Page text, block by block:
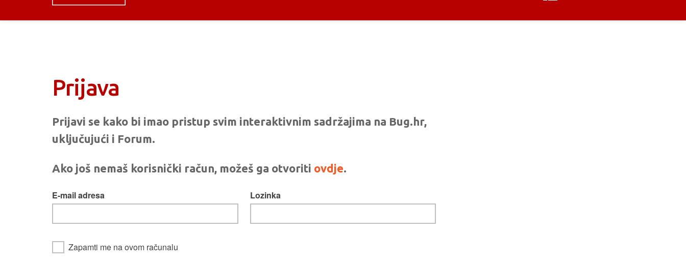
Prijava
Prijavi se kako bi imao pristup svim interaktivnim sadržajima na Bug.hr,
uključujući i Forum.
Ako još nemaš korisnički račun, možeš ga otvoriti ovdje.
E-mail adresa Lozinka
Zapamti me na ovom računalu